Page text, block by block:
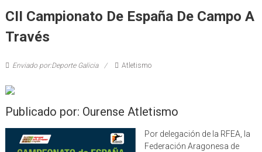
CII Campionato De España De Campo A
Través
Enviado por:Deporte Galicia Atletismo
Publicado por: Ourense Atletismo
Por delegación de la RFEA, la
Federación Aragonesa de